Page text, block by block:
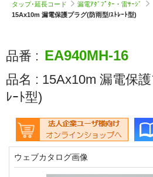
タップ･延長コード
漏電ｱﾀﾞﾌﾟﾀｰ・雷ｻｰｼﾞ
15Ax10m 漏電保護プラグ(防雨型/ｽﾄﾚｰﾄ型)
品番 : EA940MH-16
品名 : 15Ax10m 漏電保
ﾚｰﾄ型)
ウェブカタログ画像